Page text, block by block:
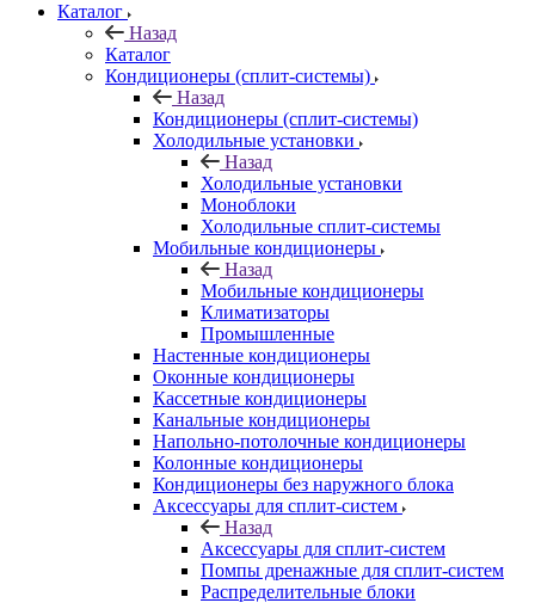
Каталог
Назад
Каталог
Кондиционеры (сплит-системы)
Назад
Кондиционеры (сплит-системы)
Холодильные установки
Назад
Холодильные установки
Моноблоки
Холодильные сплит-системы
Мобильные кондиционеры
Назад
Мобильные кондиционеры
Климатизаторы
Промышленные
Настенные кондиционеры
Оконные кондиционеры
Кассетные кондиционеры
Канальные кондиционеры
Напольно-потолочные кондиционеры
Колонные кондиционеры
Кондиционеры без наружного блока
Аксессуары для сплит-систем
Назад
Аксессуары для сплит-систем
Помпы дренажные для сплит-систем
Распределительные блоки